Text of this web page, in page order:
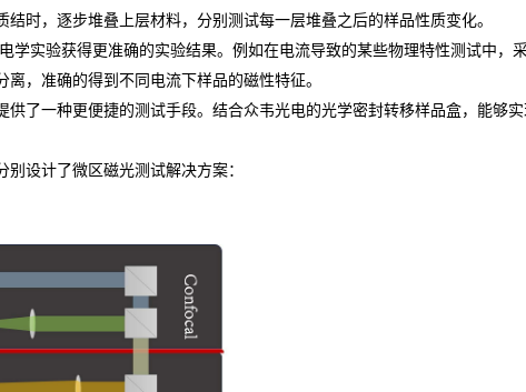
时，逐步堆叠上层材料，分别测试每一层堆叠之后的样品性质变化。
验获得更准确的实验结果。例如在电流导致的某些物理特性测试中，
，准确的得到不同电流下样品的磁性特征。
一种更便捷的测试手段。结合众韦光电的光学密封转移样品盒，能够
设计了微区磁光测试解决方案：